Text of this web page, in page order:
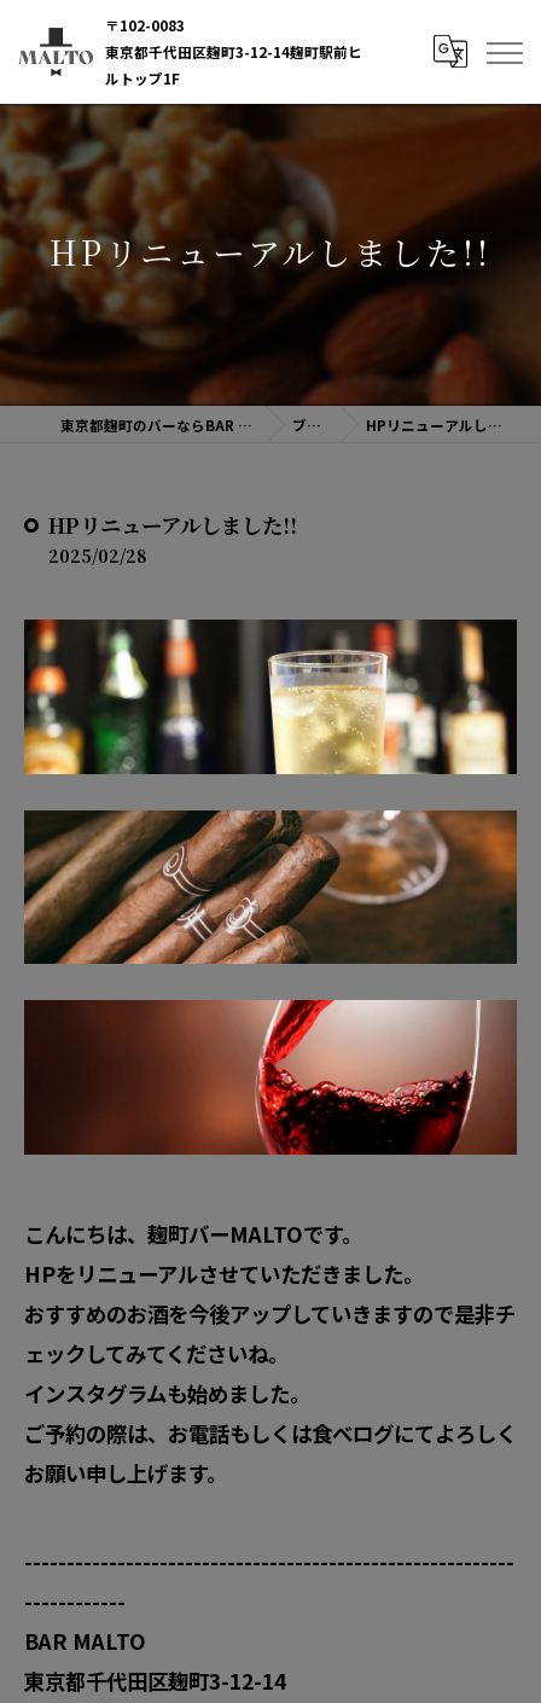
〒102-0083
東京都千代田区麹町3-12-14麹町駅前ヒ
ルトップ1F
HPリニューアルしました!!
東京都麹町のバーならBAR MALTO ブログ HPリニューアルしました!!
HPリニューアルしました!!
2025/02/28
こんにちは、麹町バーMALTOです。
HPをリニューアルさせていただきました。
おすすめのお酒を今後アップしていきますので是非チ
ェックしてみてくださいね。
インスタグラムも始めました。
ご予約の際は、お電話もしくは食べログにてよろしく
お願い申し上げます。
----------------------------------------------------------
------------
BAR MALTO
東京都千代田区麹町3-12-14